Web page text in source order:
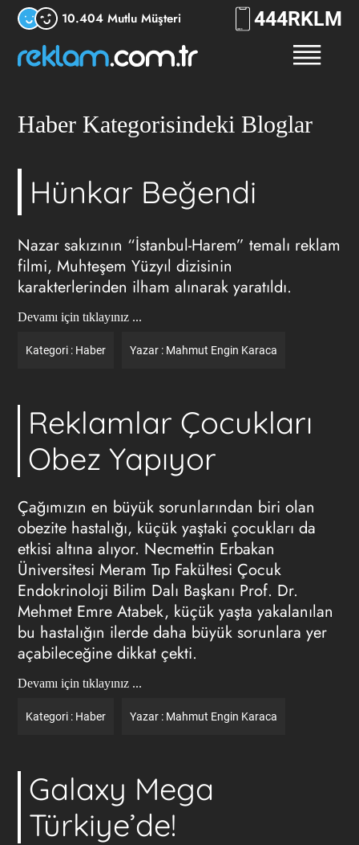
10.404 Mutlu Müşteri 444RKLM
Haber Kategorisindeki Bloglar
Hünkar Beğendi
Nazar sakızının “İstanbul-Harem” temalı reklam
filmi, Muhteşem Yüzyıl dizisinin
karakterlerinden ilham alınarak yaratıldı.
Devamı için tıklayınız ...
Kategori : Haber Yazar : Mahmut Engin Karaca
Reklamlar Çocukları
Obez Yapıyor
Çağımızın en büyük sorunlarından biri olan
obezite hastalığı, küçük yaştaki çocukları da
etkisi altına alıyor. Necmettin Erbakan
Üniversitesi Meram Tıp Fakültesi Çocuk
Endokrinoloji Bilim Dalı Başkanı Prof. Dr.
Mehmet Emre Atabek, küçük yaşta yakalanılan
bu hastalığın ilerde daha büyük sorunlara yer
açabileceğine dikkat çekti.
Devamı için tıklayınız ...
Kategori : Haber Yazar : Mahmut Engin Karaca
Galaxy Mega
Türkiye’de!